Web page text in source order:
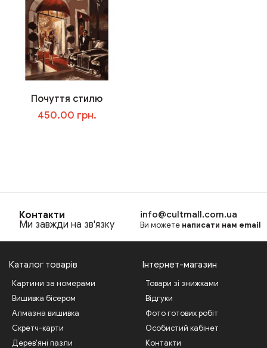
Почуття стилю
450.00 грн.
Контакти
Ми завжди на зв'язку
info@cultmall.com.ua
Ви можете написати нам email
Каталог товарів
Картини за номерами
Вишивка бісером
Алмазна вишивка
Скретч-карти
Дерев'яні пазли
Інтернет-магазин
Товари зі знижками
Відгуки
Фото готових робіт
Особистий кабінет
Контакти